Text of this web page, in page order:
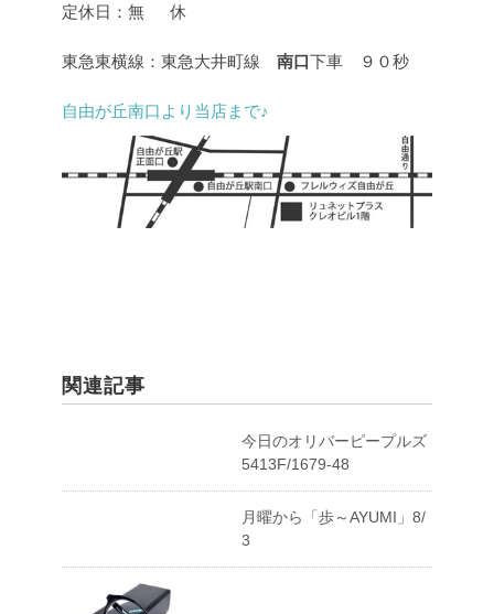
定休日：無 休
東急東横線：東急大井町線 南口下車 ９０秒
自由が丘南口より当店まで♪
関連記事
今日のオリバーピープルズ
5413F/1679-48
月曜から「歩～AYUMI」8/
3